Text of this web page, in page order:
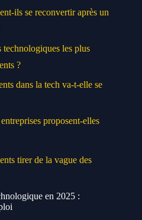
ils se reconvertir après un
technologiques les plus
?
dans la tech va-t-elle se
proposent-elles
tirer de la vague des
en 2025 :